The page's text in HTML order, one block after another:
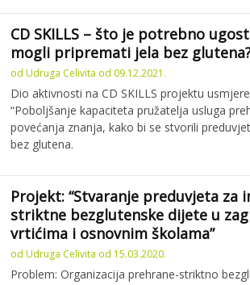
CD SKILLS – što je potrebno
mogli pripremati jela bez
od Udruga Celivita od 09.12.2021.
Dio aktivnosti na CD SKILLS projektu
“Poboljšanje kapaciteta pružatelja usluga
povećanja znanja, kako bi se stvorili
bez glutena.
Projekt: “Stvaranje preduvjeta za
striktne bezglutenske dijete u
vrtićima i osnovnim školama”
od Udruga Celivita od 15.03.2020.
Problem: Organizacija prehrane-striktno